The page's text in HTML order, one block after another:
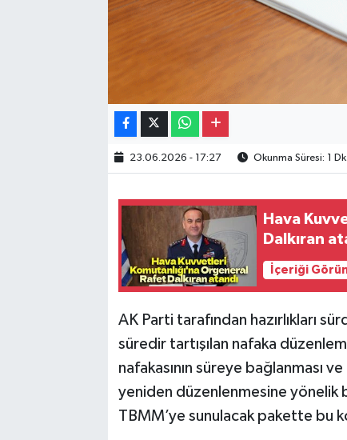
23.06.2026 - 17:27 Okunma Süresi: 1 Dk
Hava
Dalkıran
İçeriği
AK Parti tarafından hazırlıkları
süredir tartışılan nafaka
nafakasının süreye bağlanması
yeniden düzenlenmesine yönelik
TBMM’ye sunulacak pakette bu